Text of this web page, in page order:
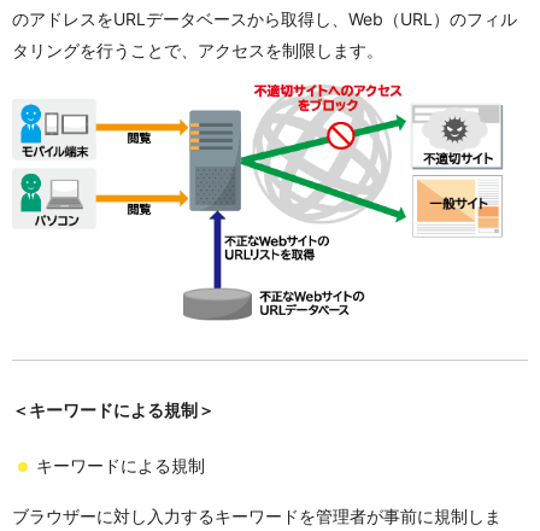
のアドレスをURLデータベースから取得し、Web（URL）のフィル
タリングを行うことで、アクセスを制限します。
＜キーワードによる規制＞
キーワードによる規制
ブラウザーに対し入力するキーワードを管理者が事前に規制しま